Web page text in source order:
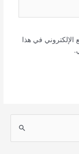
الإلكتروني في هذا